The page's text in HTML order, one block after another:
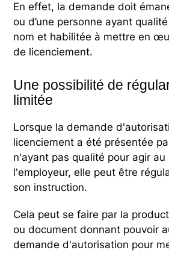
En effet, la demande doit
ou d’une personne ayant
nom et habilitée à mettre en
de licenciement.
Une possibilité de
limitée
Lorsque la demande
licenciement a été présentée
n'ayant pas qualité pour agir au
l'employeur, elle peut être
son instruction.
Cela peut se faire par la
ou document donnant pouvoir
demande d'autorisation pour